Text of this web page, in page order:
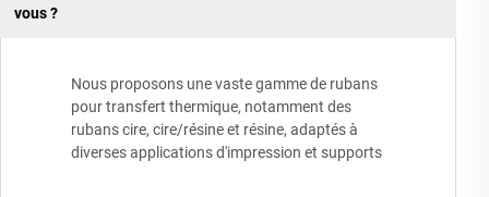
vous ?
Nous proposons une vaste gamme de rubans
pour transfert thermique, notamment des
rubans cire, cire/résine et résine, adaptés à
diverses applications d'impression et supports